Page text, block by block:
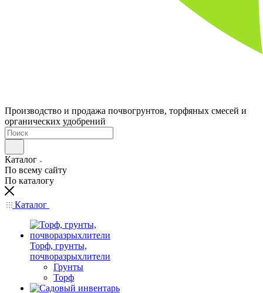
Производство и продажа почвогрунтов, торфяных смесей и
органических удобрений
Каталог
По всему сайту
По каталогу
Каталог
Торф, грунты,
почворазрыхлители
Грунты
Торф